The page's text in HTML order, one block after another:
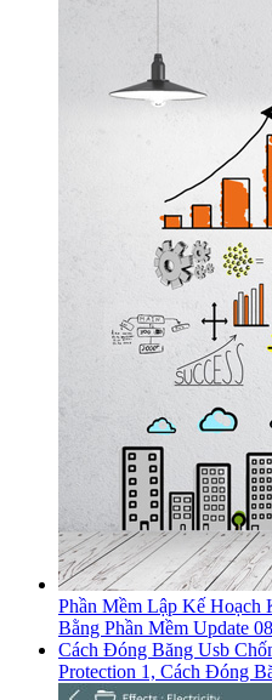
Phần Mềm Lập Kế Hoạch
Bằng Phần Mềm Update
Cách Đóng Băng Usb
Protection 1, Cách Đóng